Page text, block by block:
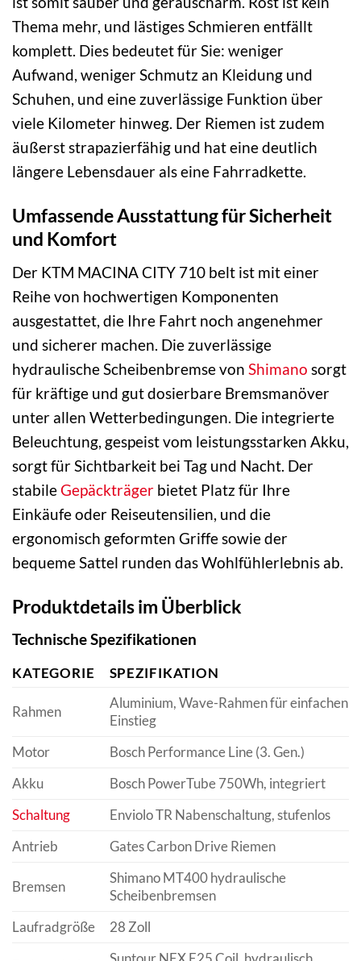
Thema mehr, und lästiges Schmieren entfällt
komplett. Dies bedeutet für Sie: weniger
Aufwand, weniger Schmutz an Kleidung und
Schuhen, und eine zuverlässige Funktion über
viele Kilometer hinweg. Der Riemen ist zudem
äußerst strapazierfähig und hat eine deutlich
längere Lebensdauer als eine Fahrradkette.
Umfassende Ausstattung für Sicherheit
und Komfort
Der KTM MACINA CITY 710 belt ist mit einer
Reihe von hochwertigen Komponenten
ausgestattet, die Ihre Fahrt noch angenehmer
und sicherer machen. Die zuverlässige
hydraulische Scheibenbremse von Shimano sorgt
für kräftige und gut dosierbare Bremsmanöver
unter allen Wetterbedingungen. Die integrierte
Beleuchtung, gespeist vom leistungsstarken Akku,
sorgt für Sichtbarkeit bei Tag und Nacht. Der
stabileGepäckträger bietet Platz für Ihre
Einkäufe oder Reiseutensilien, und die
ergonomisch geformten Griffe sowie der
bequeme Sattel runden das Wohlfühlerlebnis ab.
Produktdetails im Überblick
Technische Spezifikationen
KATEGORIE SPEZIFIKATION
Rahmen
Aluminium, Wave-Rahmen für einfachen
Einstieg
Motor
Bosch Performance Line (3. Gen.)
Akku
Bosch PowerTube 750Wh, integriert
Schaltung
Enviolo TR Nabenschaltung, stufenlos
Antrieb
Gates Carbon Drive Riemen
Bremsen
Shimano MT400 hydraulische
Scheibenbremsen
Laufradgröße
28 Zoll